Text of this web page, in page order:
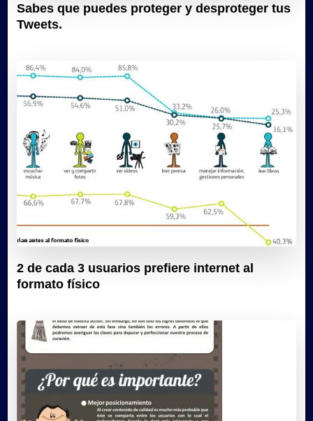
Sabes que puedes proteger y desproteger tus
Tweets.
2 de cada 3 usuarios prefiere internet al
formato físico